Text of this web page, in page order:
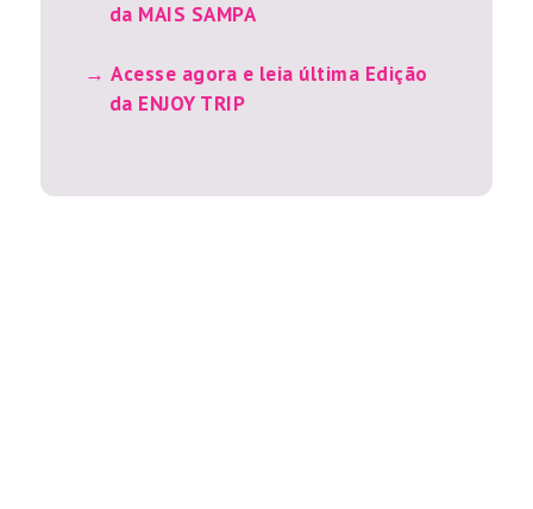
da MAIS SAMPA
Acesse agora e leia última Edição
da ENJOY TRIP